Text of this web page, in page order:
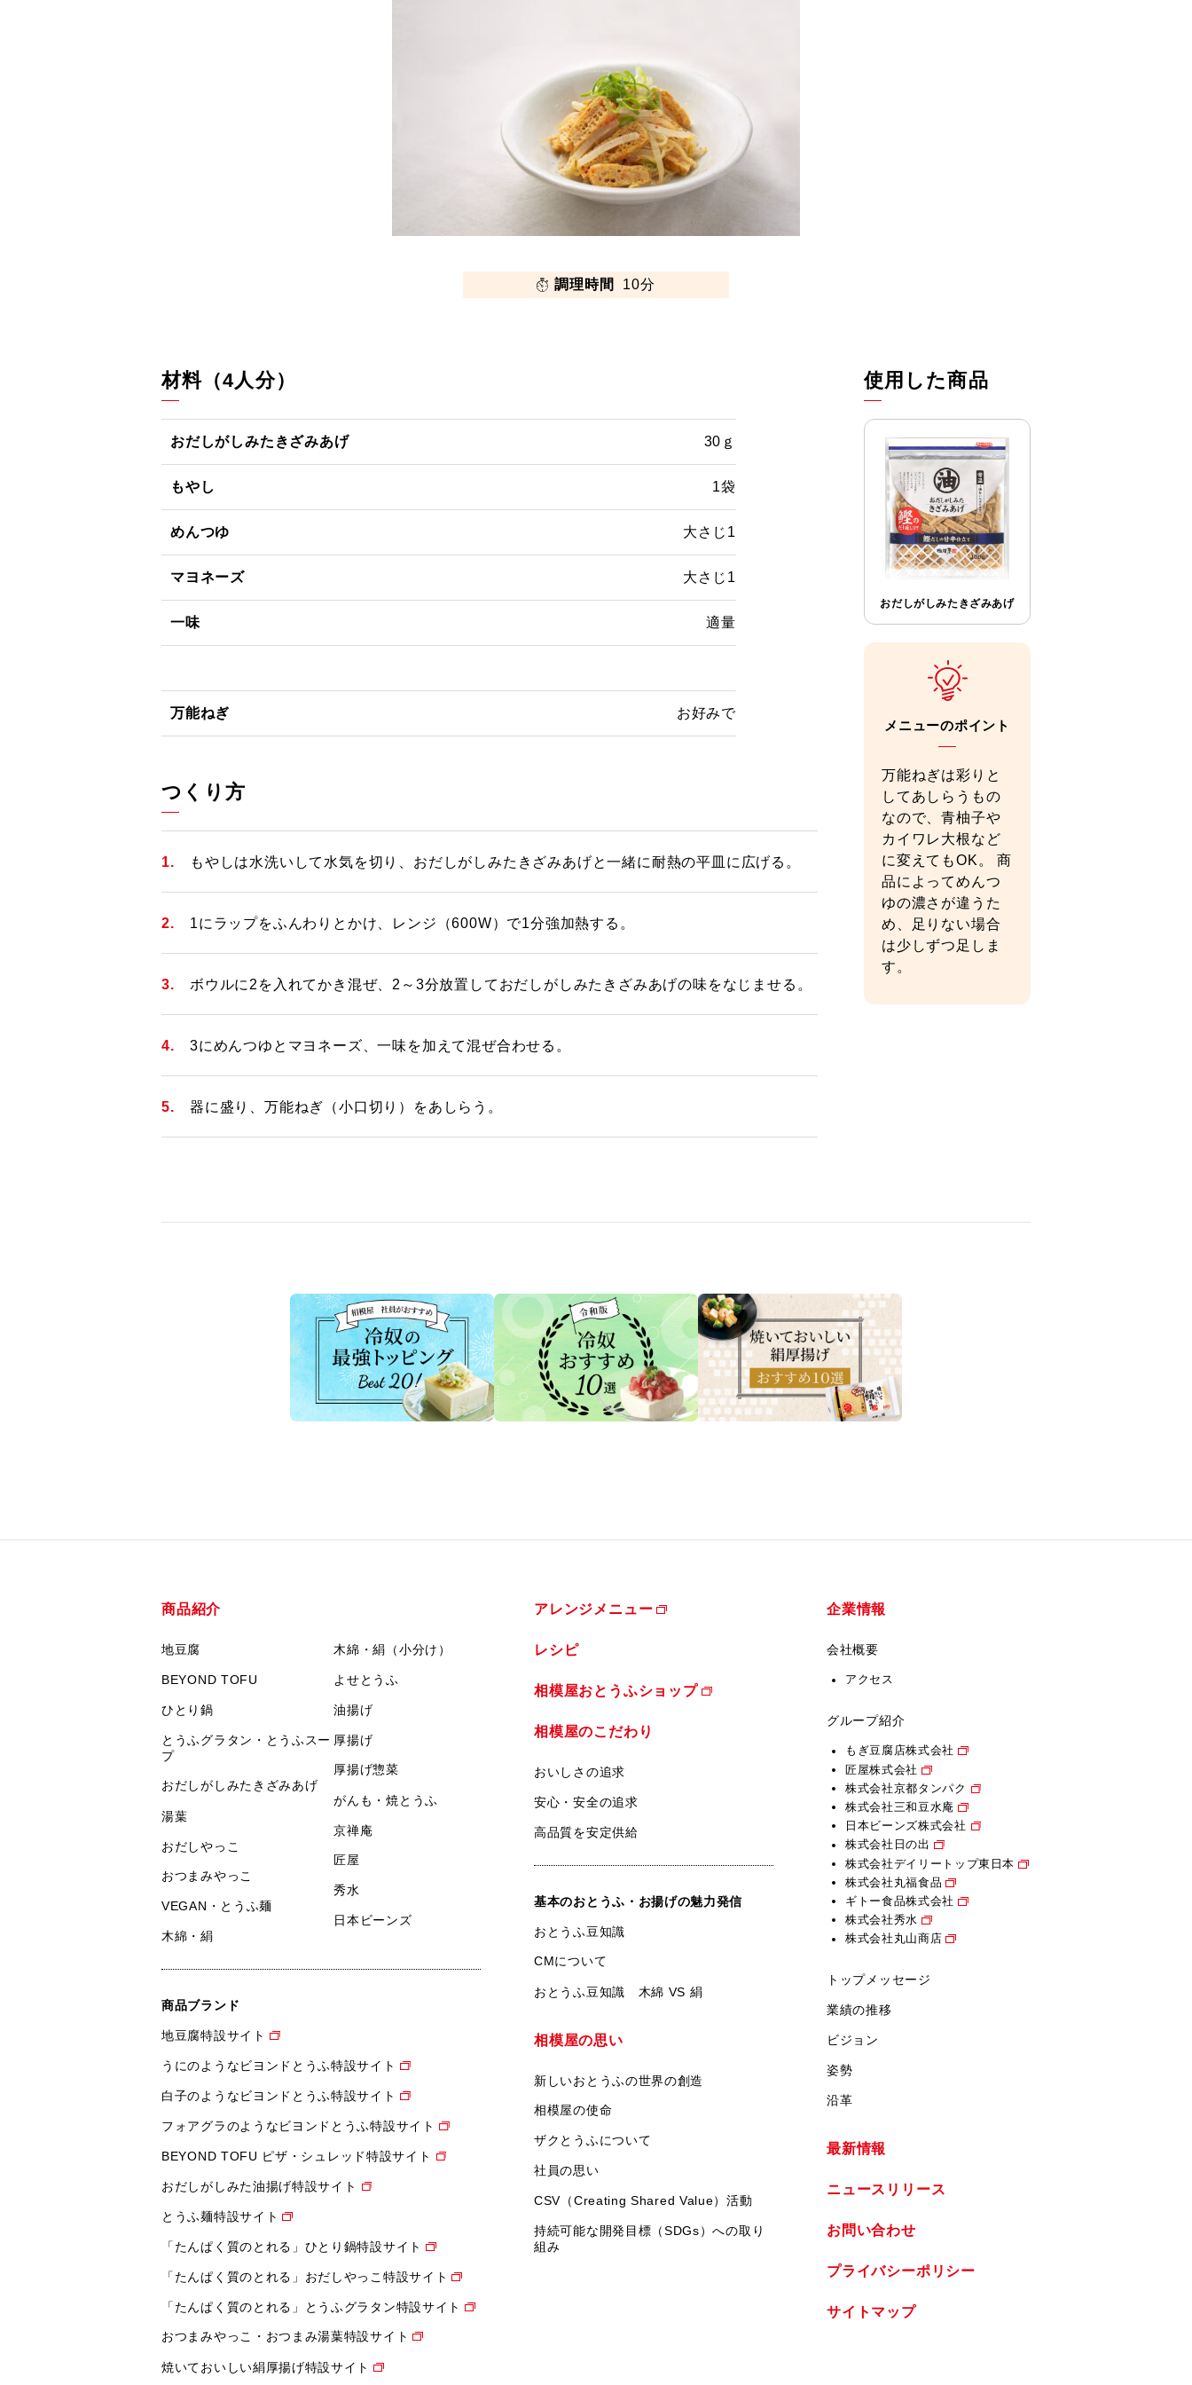
調理時間 10分
材料（4人分）
おだしがしみたきざみあげ 30ｇ
もやし 1袋
めんつゆ 大さじ1
マヨネーズ 大さじ1
一味 適量
万能ねぎ お好みで
つくり方
もやしは水洗いして水気を切り、おだしがしみたきざみあげと一緒に耐熱の平皿に広げる。
1にラップをふんわりとかけ、レンジ（600W）で1分強加熱する。
ボウルに2を入れてかき混ぜ、2～3分放置しておだしがしみたきざみあげの味をなじませる。
3にめんつゆとマヨネーズ、一味を加えて混ぜ合わせる。
器に盛り、万能ねぎ（小口切り）をあしらう。
使用した商品
おだしがしみたきざみあげ
メニューのポイント
万能ねぎは彩りと
してあしらうもの
なので、青柚子や
カイワレ大根など
に変えてもOK。 商
品によってめんつ
ゆの濃さが違うた
め、足りない場合
は少しずつ足しま
す。
商品紹介
地豆腐
BEYOND TOFU
ひとり鍋
とうふグラタン・とうふスー
プ
おだしがしみたきざみあげ
湯葉
おだしやっこ
おつまみやっこ
VEGAN・とうふ麺
木綿・絹
木綿・絹（小分け）
よせとうふ
油揚げ
厚揚げ
厚揚げ惣菜
がんも・焼とうふ
京禅庵
匠屋
秀水
日本ビーンズ
商品ブランド
地豆腐特設サイト
うにのようなビヨンドとうふ特設サイト
白子のようなビヨンドとうふ特設サイト
フォアグラのようなビヨンドとうふ特設サイト
BEYOND TOFU ピザ・シュレッド特設サイト
おだしがしみた油揚げ特設サイト
とうふ麺特設サイト
「たんぱく質のとれる」ひとり鍋特設サイト
「たんぱく質のとれる」おだしやっこ特設サイト
「たんぱく質のとれる」とうふグラタン特設サイト
おつまみやっこ・おつまみ湯葉特設サイト
焼いておいしい絹厚揚げ特設サイト
アレンジメニュー
レシピ
相模屋おとうふショップ
相模屋のこだわり
おいしさの追求
安心・安全の追求
高品質を安定供給
基本のおとうふ・お揚げの魅力発信
おとうふ豆知識
CMについて
おとうふ豆知識 木綿 VS 絹
相模屋の思い
新しいおとうふの世界の創造
相模屋の使命
ザクとうふについて
社員の思い
CSV（Creating Shared Value）活動
持続可能な開発目標（SDGs）への取り
組み
企業情報
会社概要
アクセス
グループ紹介
もぎ豆腐店株式会社
匠屋株式会社
株式会社京都タンパク
株式会社三和豆水庵
日本ビーンズ株式会社
株式会社日の出
株式会社デイリートップ東日本
株式会社丸福食品
ギトー食品株式会社
株式会社秀水
株式会社丸山商店
トップメッセージ
業績の推移
ビジョン
姿勢
沿革
最新情報
ニュースリリース
お問い合わせ
プライバシーポリシー
サイトマップ